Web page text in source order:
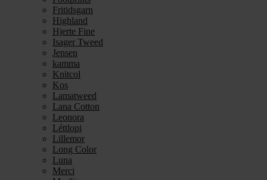
Fritidsgarn
Highland
Hjerte Fine
Isager Tweed
Jensen
kamma
Knitcol
Kos
Lamatweed
Lana Cotton
Leonora
Léttlopi
Lillemor
Long Color
Luna
Merci